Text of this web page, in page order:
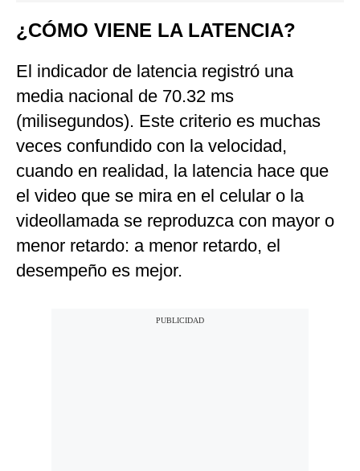
¿CÓMO VIENE LA LATENCIA?
El indicador de latencia registró una
media nacional de 70.32 ms
(milisegundos). Este criterio es muchas
veces confundido con la velocidad,
cuando en realidad, la latencia hace que
el video que se mira en el celular o la
videollamada se reproduzca con mayor o
menor retardo: a menor retardo, el
desempeño es mejor.